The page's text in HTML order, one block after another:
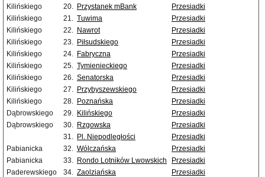
Kilińskiego
20. Przystanek mBank
Przesiadki
Kilińskiego
21. Tuwima
Przesiadki
Kilińskiego
22. Nawrot
Przesiadki
Kilińskiego
23. Piłsudskiego
Przesiadki
Kilińskiego
24. Fabryczna
Przesiadki
Kilińskiego
25. Tymienieckiego
Przesiadki
Kilińskiego
26. Senatorska
Przesiadki
Kilińskiego
27. Przybyszewskiego
Przesiadki
Kilińskiego
28. Poznańska
Przesiadki
Dąbrowskiego
29. Kilińskiego
Przesiadki
Dąbrowskiego
30. Rzgowska
Przesiadki
31. Pl. Niepodległości
Przesiadki
Pabianicka
32. Wólczańska
Przesiadki
Pabianicka
33. Rondo Lotników Lwowskich
Przesiadki
Paderewskiego
34. Zaolziańska Przesiadki